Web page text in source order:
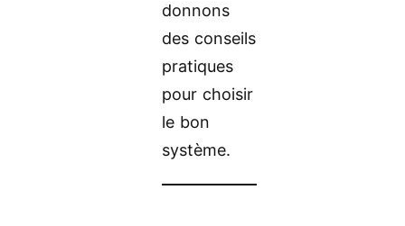
donnons
des conseils
pratiques
pour choisir
le bon
système.